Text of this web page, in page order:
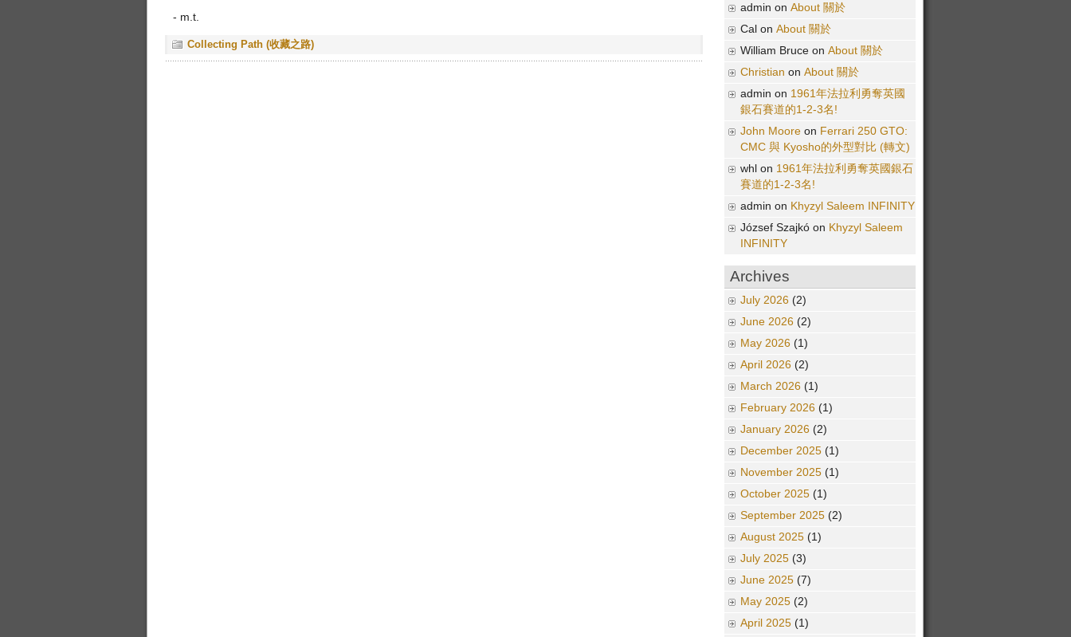
- m.t.
Collecting Path (收藏之路)
admin on About 關於
Cal on About 關於
William Bruce on About 關於
Christian on About 關於
admin on 1961年法拉利勇奪英國
銀石賽道的1-2-3名!
John Moore on Ferrari 250 GTO:
CMC 與 Kyosho的外型對比 (轉文)
whl on 1961年法拉利勇奪英國銀石
賽道的1-2-3名!
admin on Khyzyl Saleem INFINITY
József Szajkó on Khyzyl Saleem
INFINITY
Archives
July 2026 (2)
June 2026 (2)
May 2026 (1)
April 2026 (2)
March 2026 (1)
February 2026 (1)
January 2026 (2)
December 2025 (1)
November 2025 (1)
October 2025 (1)
September 2025 (2)
August 2025 (1)
July 2025 (3)
June 2025 (7)
May 2025 (2)
April 2025 (1)